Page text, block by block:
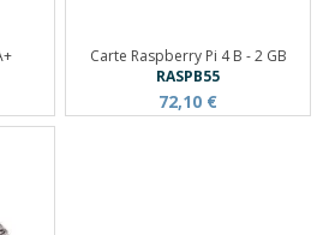
Carte Raspberry Pi 4 B - 2 GB
RASPB55
72,10 €